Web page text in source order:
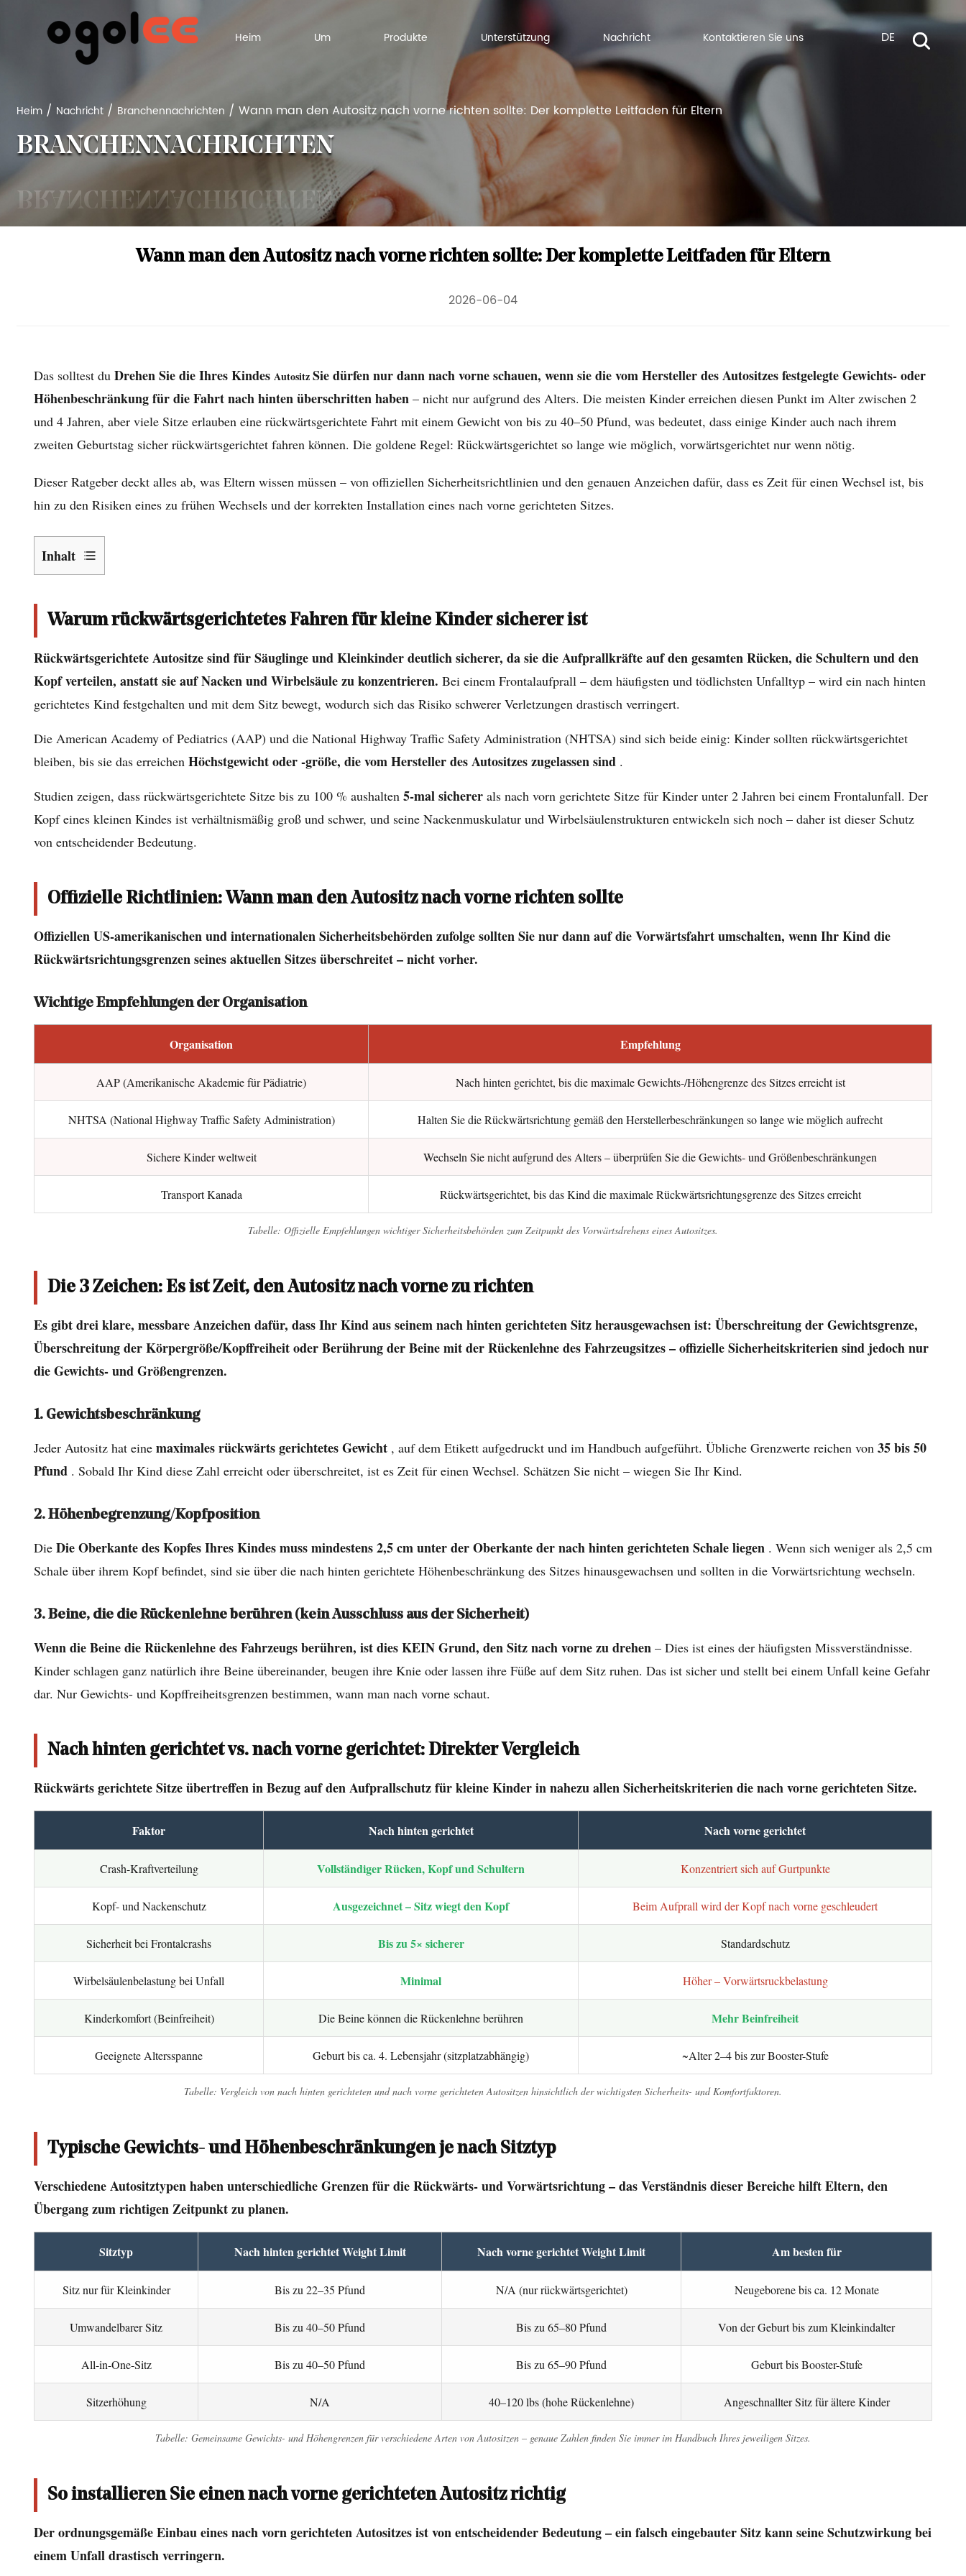
Heim Um Produkte Unterstützung Nachricht Kontaktieren Sie uns DE
Heim / Nachricht / Branchennachrichten / Wann man den Autositz nach vorne richten sollte: Der komplette Leitfaden für Eltern
BRANCHENNACHRICHTEN
Wann man den Autositz nach vorne richten sollte: Der komplette Leitfaden für Eltern
2026-06-04
Das solltest du Drehen Sie die Ihres Kindes AutositzSie dürfen nur dann nach vorne schauen, wenn sie die vom Hersteller des Autositzes festgelegte Gewichts- oder
Höhenbeschränkung für die Fahrt nach hinten überschritten haben – nicht nur aufgrund des Alters. Die meisten Kinder erreichen diesen Punkt im Alter zwischen 2
und 4 Jahren, aber viele Sitze erlauben eine rückwärtsgerichtete Fahrt mit einem Gewicht von bis zu 40–50 Pfund, was bedeutet, dass einige Kinder auch nach ihrem
zweiten Geburtstag sicher rückwärtsgerichtet fahren können. Die goldene Regel: Rückwärtsgerichtet so lange wie möglich, vorwärtsgerichtet nur wenn nötig.
Dieser Ratgeber deckt alles ab, was Eltern wissen müssen – von offiziellen Sicherheitsrichtlinien und den genauen Anzeichen dafür, dass es Zeit für einen Wechsel ist, bis
hin zu den Risiken eines zu frühen Wechsels und der korrekten Installation eines nach vorne gerichteten Sitzes.
Inhalt
1
rückwärtsgerichtetes
für
kleine
Kinder
ist
2
Wann
man
Autositz
vorne
richten
2.1
Wichtige
Organisation
3
3
nach
zu
richten
3.1
Gewichtsbeschränkung
2.
Höhenbegrenzung/Kopfposition
3.
die
die
berühren
(kein
der
hinten
gerichtet
nach
gerichtet:
Typische
Höhenbeschränkungen
nach
So
installieren
Sie
einen
Autositz
richtig
Häufige
kommt
nach
Warum rückwärtsgerichtetes Fahren für kleine Kinder sicherer ist
Rückwärtsgerichtete Autositze sind für Säuglinge und Kleinkinder deutlich sicherer, da sie die Aufprallkräfte auf den gesamten Rücken, die Schultern und den
Kopf verteilen, anstatt sie auf Nacken und Wirbelsäule zu konzentrieren. Bei einem Frontalaufprall – dem häufigsten und tödlichsten Unfalltyp – wird ein nach hinten
gerichtetes Kind festgehalten und mit dem Sitz bewegt, wodurch sich das Risiko schwerer Verletzungen drastisch verringert.
Die American Academy of Pediatrics (AAP) und die National Highway Traffic Safety Administration (NHTSA) sind sich beide einig: Kinder sollten rückwärtsgerichtet
bleiben, bis sie das erreichen Höchstgewicht oder -größe, die vom Hersteller des Autositzes zugelassen sind .
Studien zeigen, dass rückwärtsgerichtete Sitze bis zu 100 % aushalten 5-mal sicherer als nach vorn gerichtete Sitze für Kinder unter 2 Jahren bei einem Frontalunfall. Der
Kopf eines kleinen Kindes ist verhältnismäßig groß und schwer, und seine Nackenmuskulatur und Wirbelsäulenstrukturen entwickeln sich noch – daher ist dieser Schutz
von entscheidender Bedeutung.
Offizielle Richtlinien: Wann man den Autositz nach vorne richten sollte
Offiziellen US-amerikanischen und internationalen Sicherheitsbehörden zufolge sollten Sie nur dann auf die Vorwärtsfahrt umschalten, wenn Ihr Kind die
Rückwärtsrichtungsgrenzen seines aktuellen Sitzes überschreitet – nicht vorher.
Wichtige Empfehlungen der Organisation
Organisation Empfehlung
AAP (Amerikanische Akademie für Pädiatrie) Nach hinten gerichtet, bis die maximale Gewichts-/Höhengrenze des Sitzes erreicht ist
NHTSA (National Highway Traffic Safety Administration) Halten Sie die Rückwärtsrichtung gemäß den Herstellerbeschränkungen so lange wie möglich aufrecht
Sichere Kinder weltweit Wechseln Sie nicht aufgrund des Alters – überprüfen Sie die Gewichts- und Größenbeschränkungen
Transport Kanada Rückwärtsgerichtet, bis das Kind die maximale Rückwärtsrichtungsgrenze des Sitzes erreicht
Tabelle: Offizielle Empfehlungen wichtiger Sicherheitsbehörden zum Zeitpunkt des Vorwärtsdrehens eines Autositzes.
Die 3 Zeichen: Es ist Zeit, den Autositz nach vorne zu richten
Es gibt drei klare, messbare Anzeichen dafür, dass Ihr Kind aus seinem nach hinten gerichteten Sitz herausgewachsen ist: Überschreitung der Gewichtsgrenze,
Überschreitung der Körpergröße/Kopffreiheit oder Berührung der Beine mit der Rückenlehne des Fahrzeugsitzes – offizielle Sicherheitskriterien sind jedoch nur
die Gewichts- und Größengrenzen.
1. Gewichtsbeschränkung
Jeder Autositz hat eine maximales rückwärts gerichtetes Gewicht , auf dem Etikett aufgedruckt und im Handbuch aufgeführt. Übliche Grenzwerte reichen von 35 bis 50
Pfund . Sobald Ihr Kind diese Zahl erreicht oder überschreitet, ist es Zeit für einen Wechsel. Schätzen Sie nicht – wiegen Sie Ihr Kind.
2. Höhenbegrenzung/Kopfposition
Die Die Oberkante des Kopfes Ihres Kindes muss mindestens 2,5 cm unter der Oberkante der nach hinten gerichteten Schale liegen . Wenn sich weniger als 2,5 cm
Schale über ihrem Kopf befindet, sind sie über die nach hinten gerichtete Höhenbeschränkung des Sitzes hinausgewachsen und sollten in die Vorwärtsrichtung wechseln.
3. Beine, die die Rückenlehne berühren (kein Ausschluss aus der Sicherheit)
Wenn die Beine die Rückenlehne des Fahrzeugs berühren, ist dies KEIN Grund, den Sitz nach vorne zu drehen – Dies ist eines der häufigsten Missverständnisse.
Kinder schlagen ganz natürlich ihre Beine übereinander, beugen ihre Knie oder lassen ihre Füße auf dem Sitz ruhen. Das ist sicher und stellt bei einem Unfall keine Gefahr
dar. Nur Gewichts- und Kopffreiheitsgrenzen bestimmen, wann man nach vorne schaut.
Nach hinten gerichtet vs. nach vorne gerichtet: Direkter Vergleich
Rückwärts gerichtete Sitze übertreffen in Bezug auf den Aufprallschutz für kleine Kinder in nahezu allen Sicherheitskriterien die nach vorne gerichteten Sitze.
Faktor Nach hinten gerichtet Nach vorne gerichtet
Crash-Kraftverteilung Vollständiger Rücken, Kopf und Schultern Konzentriert sich auf Gurtpunkte
Kopf- und Nackenschutz Ausgezeichnet – Sitz wiegt den Kopf Beim Aufprall wird der Kopf nach vorne geschleudert
Sicherheit bei Frontalcrashs Bis zu 5× sicherer Standardschutz
Wirbelsäulenbelastung bei Unfall Minimal Höher – Vorwärtsruckbelastung
Kinderkomfort (Beinfreiheit) Die Beine können die Rückenlehne berühren Mehr Beinfreiheit
Geeignete Altersspanne Geburt bis ca. 4. Lebensjahr (sitzplatzabhängig) ~Alter 2–4 bis zur Booster-Stufe
Tabelle: Vergleich von nach hinten gerichteten und nach vorne gerichteten Autositzen hinsichtlich der wichtigsten Sicherheits- und Komfortfaktoren.
Typische Gewichts- und Höhenbeschränkungen je nach Sitztyp
Verschiedene Autositztypen haben unterschiedliche Grenzen für die Rückwärts- und Vorwärtsrichtung – das Verständnis dieser Bereiche hilft Eltern, den
Übergang zum richtigen Zeitpunkt zu planen.
Sitztyp Nach hinten gerichtet Weight Limit Nach vorne gerichtet Weight Limit Am besten für
Sitz nur für Kleinkinder Bis zu 22–35 Pfund N/A (nur rückwärtsgerichtet) Neugeborene bis ca. 12 Monate
Umwandelbarer Sitz Bis zu 40–50 Pfund Bis zu 65–80 Pfund Von der Geburt bis zum Kleinkindalter
All-in-One-Sitz Bis zu 40–50 Pfund Bis zu 65–90 Pfund Geburt bis Booster-Stufe
Sitzerhöhung N/A 40–120 lbs (hohe Rückenlehne) Angeschnallter Sitz für ältere Kinder
Tabelle: Gemeinsame Gewichts- und Höhengrenzen für verschiedene Arten von Autositzen – genaue Zahlen finden Sie immer im Handbuch Ihres jeweiligen Sitzes.
So installieren Sie einen nach vorne gerichteten Autositz richtig
Der ordnungsgemäße Einbau eines nach vorn gerichteten Autositzes ist von entscheidender Bedeutung – ein falsch eingebauter Sitz kann seine Schutzwirkung bei
einem Unfall drastisch verringern.